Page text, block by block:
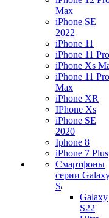
Max
iPhone SE
2022
iPhone 11
iPhone 11 Pro
iPhone Xs
iPhone 11 Pro
Max
iPhone XR
IPhone Xs
iPhone SE
2020
Iphone 8
iPhone 7 Plus
Смартфоны
серии
S
Galaxy
S22